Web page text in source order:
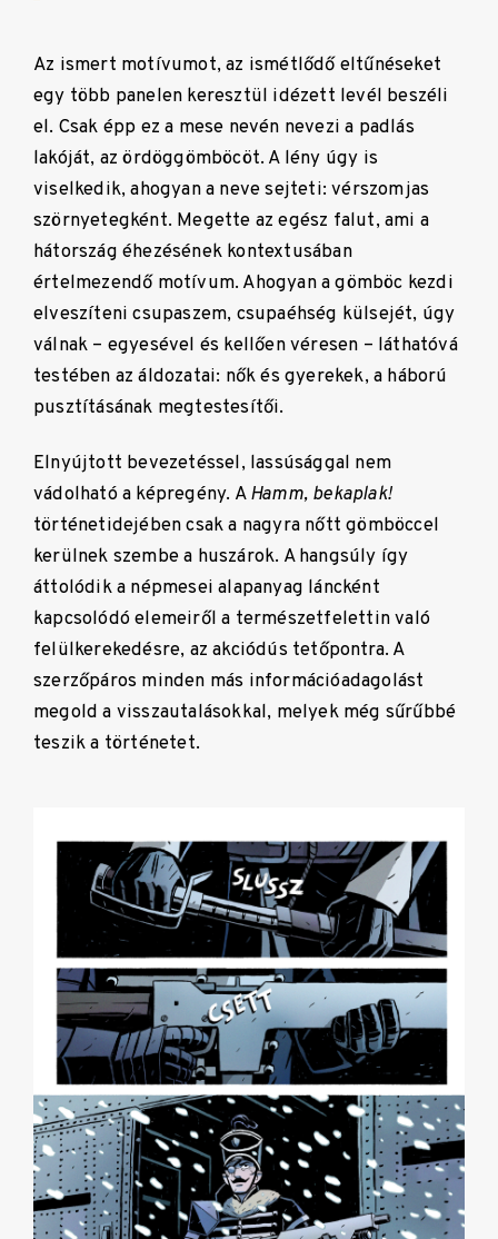
Az ismert motívumot, az ismétlődő eltűnéseket
egy több panelen keresztül idézett levél beszéli
el. Csak épp ez a mese nevén nevezi a padlás
lakóját, az ördöggömböcöt. A lény úgy is
viselkedik, ahogyan a neve sejteti: vérszomjas
szörnyetegként. Megette az egész falut, ami a
hátország éhezésének kontextusában
értelmezendő motívum. Ahogyan a gömböc kezdi
elveszíteni csupaszem, csupaéhség külsejét, úgy
válnak – egyesével és kellően véresen – láthatóvá
testében az áldozatai: nők és gyerekek, a háború
pusztításának megtestesítői.
Elnyújtott bevezetéssel, lassúsággal nem
vádolható a képregény. AHamm, bekaplak!
történetidejében csak a nagyra nőtt gömböccel
kerülnek szembe a huszárok. A hangsúly így
áttolódik a népmesei alapanyag láncként
kapcsolódó elemeiről a természetfelettin való
felülkerekedésre, az akciódús tetőpontra. A
szerzőpáros minden más információadagolást
megold a visszautalásokkal, melyek még sűrűbbé
teszik a történetet.